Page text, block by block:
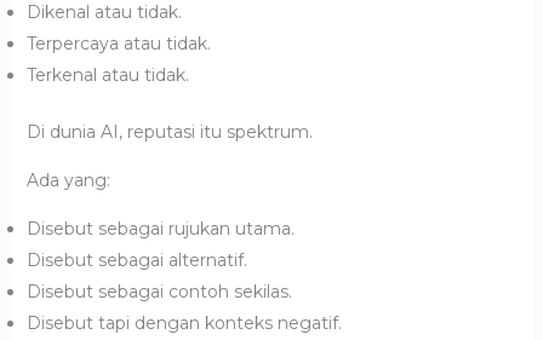
Dikenal atau tidak.
Terpercaya atau tidak.
Terkenal atau tidak.
Di dunia AI, reputasi itu spektrum.
Ada yang:
Disebut sebagai rujukan utama.
Disebut sebagai alternatif.
Disebut sebagai contoh sekilas.
Disebut tapi dengan konteks negatif.